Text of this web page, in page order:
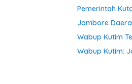
Pemerintah
Jambore
Wabup Kutim
Wabup Kutim: